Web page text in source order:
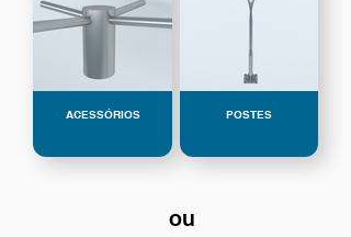
ACESSÓRIOS POSTES
ou